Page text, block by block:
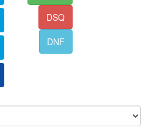
DSQ
DNF